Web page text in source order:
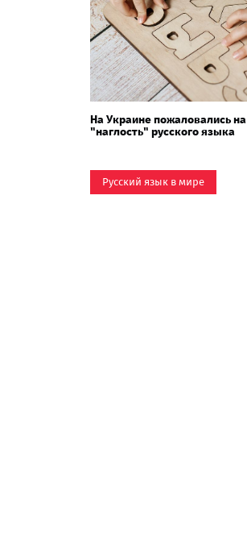
На Украине пожаловались на
"наглость" русского языка
Русский язык в мире